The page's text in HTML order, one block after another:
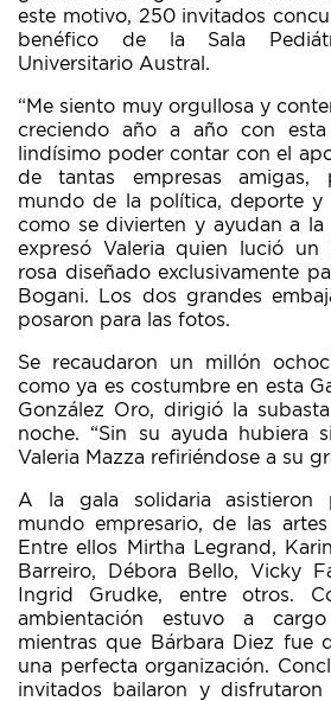
este motivo, 250 invitados
benéfico de la Sala
Universitario Austral.
“Me siento muy orgullosa y
creciendo año a año con esta
lindísimo poder contar con el
de tantas empresas amigas,
mundo de la política, deporte y
como se divierten y ayudan a la
expresó Valeria quien lució un
rosa diseñado exclusivamente
Bogani. Los dos grandes
posaron para las fotos.
Se recaudaron un millón
como ya es costumbre en esta
González Oro, dirigió la
noche. “Sin su ayuda hubiera
Valeria Mazza refiriéndose a su
A la gala solidaria asistieron
mundo empresario, de las
Entre ellos Mirtha Legrand,
Barreiro, Débora Bello, Vicky
Ingrid Grudke, entre otros.
ambientación estuvo a
mientras que Bárbara Diez fue
una perfecta organización.
invitados bailaron y